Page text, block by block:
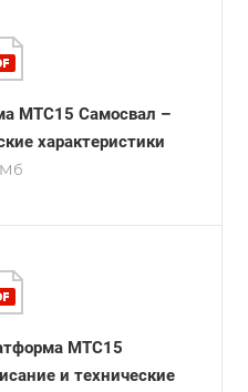
МТС15 Самосвал –
характеристики
Мб
МТС15
и технические